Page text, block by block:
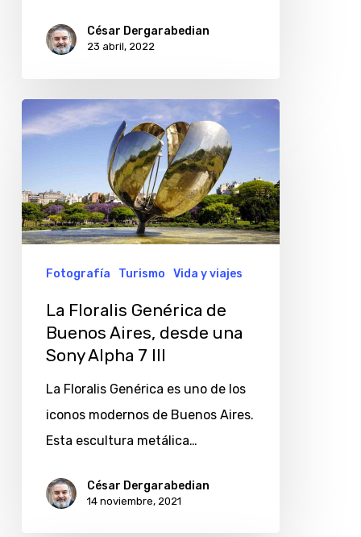
César Dergarabedian
23 abril, 2022
Floralis
de
Buenos
Aires,
desde
Sony
Alpha
Fotografía Turismo Vida y viajes
La Floralis Genérica de
Buenos Aires, desde una
Sony Alpha 7 III
La Floralis Genérica es uno de los
iconos modernos de Buenos Aires.
Esta escultura metálica…
César Dergarabedian
14 noviembre, 2021